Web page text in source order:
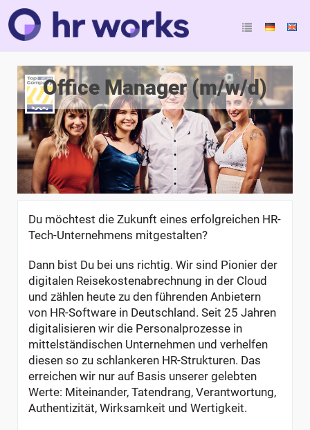
Office Manager (m/w/d)
Du möchtest die Zukunft eines erfolgreichen HR-
Tech-Unternehmens mitgestalten?
Dann bist Du bei uns richtig. Wir sind Pionier der
digitalen Reisekostenabrechnung in der Cloud
und zählen heute zu den führenden Anbietern
von HR-Software in Deutschland. Seit 25 Jahren
digitalisieren wir die Personalprozesse in
mittelständischen Unternehmen und verhelfen
diesen so zu schlankeren HR-Strukturen. Das
erreichen wir nur auf Basis unserer gelebten
Werte: Miteinander, Tatendrang, Verantwortung,
Authentizität, Wirksamkeit und Wertigkeit.